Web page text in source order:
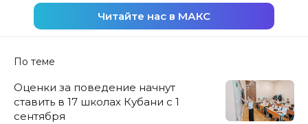
Читайте нас в МАКС
По теме
Оценки за поведение начнут
ставить в 17 школах Кубани с 1
сентября